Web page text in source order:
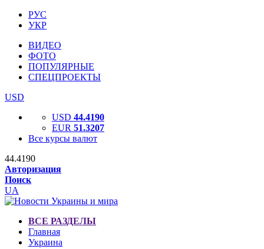
РУС
УКР
ВИДЕО
ФОТО
ПОПУЛЯРНЫЕ
СПЕЦПРОЕКТЫ
USD
USD 44.4190
EUR 51.3207
Все курсы валют
44.4190
Авторизация
Поиск
UA
ВСЕ РАЗДЕЛЫ
Главная
Украина